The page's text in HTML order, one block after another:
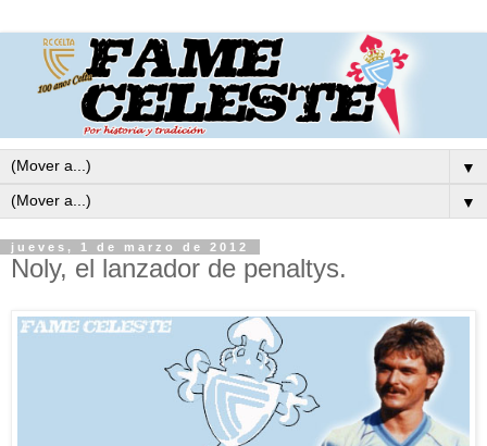
▼
▼
jueves, 1 de marzo de 2012
Noly, el lanzador de penaltys.